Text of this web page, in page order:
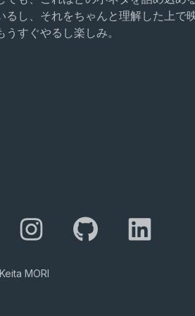
るし、それをちゃんと理解した上で
うすぐやるし楽しみ。
Keita MORI